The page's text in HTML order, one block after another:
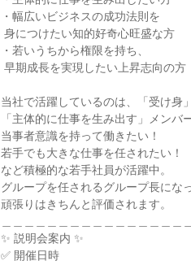
・幅広いビジネスの成功法則を
・若いうちから権限を持ち、
当社で活躍しているのは、「受け身
「主体的に仕事を生み出す」メンバ
当事者意識を持って働きたい！
若手でも大きな仕事を任されたい！
など積極的な若手社員が活躍中。
グループを任されるグループ長にな
頑張りはきちんと評価されます。
✨ 説明会案内 ✨
✅ 開催日時